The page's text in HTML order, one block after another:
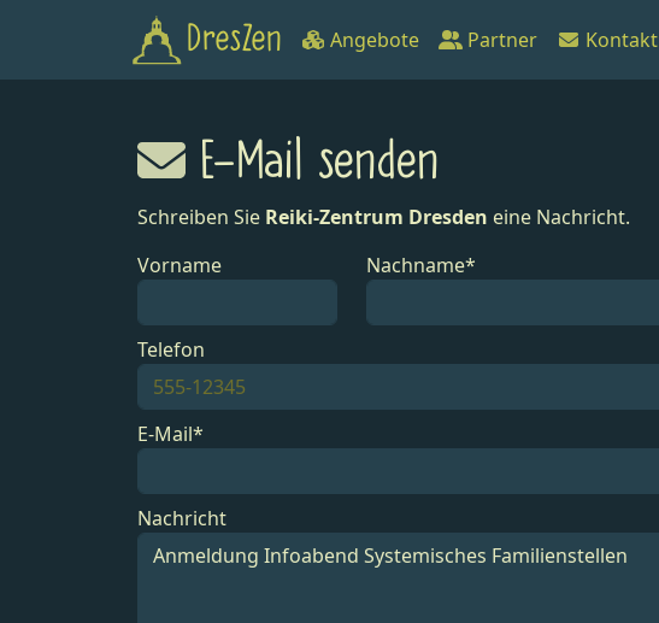
DresZen Angebote Partner Kontakt
E-Mail senden
Schreiben Sie Reiki-Zentrum Dresden eine Nachricht.
Vorname
Nachname*
Telefon
E-Mail*
Nachricht